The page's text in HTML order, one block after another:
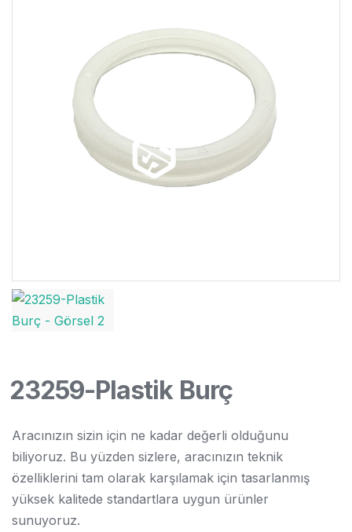
23259-Plastik Burç
Aracınızın sizin için ne kadar değerli olduğunu
biliyoruz. Bu yüzden sizlere, aracınızın teknik
özelliklerini tam olarak karşılamak için tasarlanmış
yüksek kalitede standartlara uygun ürünler
sunuyoruz.